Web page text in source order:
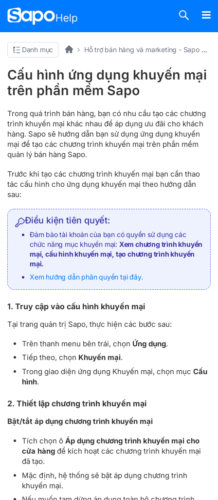
Danh mục Hỗ trợ bán hàng và marketing - Sapo Omni
Cấu hình ứng dụng khuyến mại
trên phần mềm Sapo
Trong quá trình bán hàng, bạn có nhu cầu tạo các chương
trình khuyến mại khác nhau để áp dụng ưu đãi cho khách
hàng. Sapo sẽ hướng dẫn bạn sử dụng ứng dụng khuyến
mại để tạo các chương trình khuyến mại trên phần mềm
quản lý bán hàng Sapo.
Trước khi tạo các chương trình khuyến mại bạn cần thao
tác cấu hình cho ứng dụng khuyến mại theo hướng dẫn
sau:
Điều kiện tiên quyết:
Đảm bảo tài khoản của bạn có quyền sử dụng các
chức năng mục khuyến mại: Xem chương trình khuyến
mại, cấu hình khuyến mại, tạo chương trình khuyến
mại.
Xem hướng dẫn phân quyền tại đây.
1. Truy cập vào cấu hình khuyến mại
Tại trang quản trị Sapo, thực hiện các bước sau:
Trên thanh menu bên trái, chọn Ứng dụng.
Tiếp theo, chọn Khuyến mại.
Trong giao diện ứng dụng Khuyến mại, chọn mục Cấu
hình.
2. Thiết lập chương trình khuyến mại
Bật/tắt áp dụng chương trình khuyến mại
Tích chọn ô Áp dụng chương trình khuyến mại cho
cửa hàng để kích hoạt các chương trình khuyến mại
đã tạo.
Mặc định, hệ thống sẽ bật áp dụng chương trình
khuyến mại.